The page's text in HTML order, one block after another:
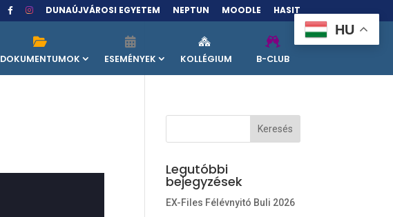
DUNAÚJVÁROSI EGYETEM NEPTUN MOODLE HASIT
DOKUMENTUMOK ESEMÉNYEK KOLLÉGIUM B-CLUB
Legutóbbi
bejegyzések
EX-Files Félévnyitó Buli 2026
HU